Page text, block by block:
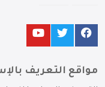
مواقع التعريف